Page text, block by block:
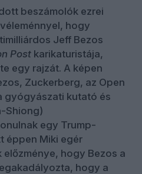
beszámolók ezrei
hogy
Jeff Bezos
Post karikaturistája,
egy rajzát. A képen
Zuckerberg, az Open
gyógyászati kutató és
Shiong)
egy Trump-
éppen Miki egér
hogy Bezos a
hogy a